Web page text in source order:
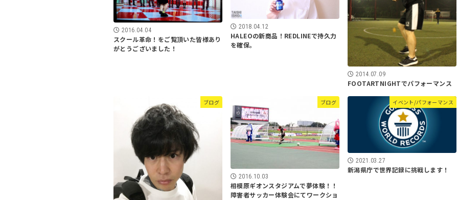
2016.04.04
スクール革命！をご覧頂いた皆様あり
がとうございました！
2018.04.12
HALEOの新商品！REDLINEで持久力
を確保。
2014.07.09
FOOTARTNIGHTでパフォーマンス
ブログ ブログ
2016.10.03
相模原ギオンスタジアムで夢体験！！
障害者サッカー体験会にてワークショ
イベント/パフォーマンス
2021.03.27
新潟県庁で世界記録に挑戦します！